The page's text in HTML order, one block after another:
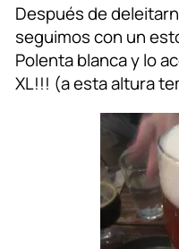
Después de
seguimos con un
Polenta blanca y lo
XL!!! (a esta altura